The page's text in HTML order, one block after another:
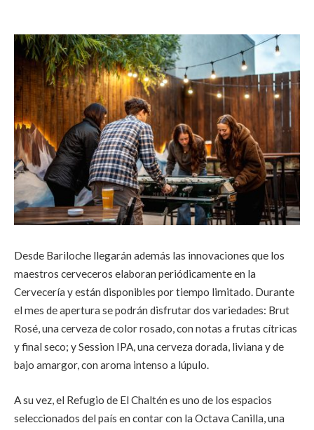
Desde Bariloche llegarán además las innovaciones que los
maestros cerveceros elaboran periódicamente en la
Cervecería y están disponibles por tiempo limitado. Durante
el mes de apertura se podrán disfrutar dos variedades: Brut
Rosé, una cerveza de color rosado, con notas a frutas cítricas
y final seco; y Session IPA, una cerveza dorada, liviana y de
bajo amargor, con aroma intenso a lúpulo.
A su vez, el Refugio de El Chaltén es uno de los espacios
seleccionados del país en contar con la Octava Canilla, una